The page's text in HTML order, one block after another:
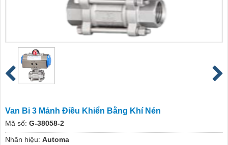
Van Bi 3 Mảnh Điều Khiển Bằng Khí Nén
Mã số: G-38058-2
Nhãn hiệu: Automa